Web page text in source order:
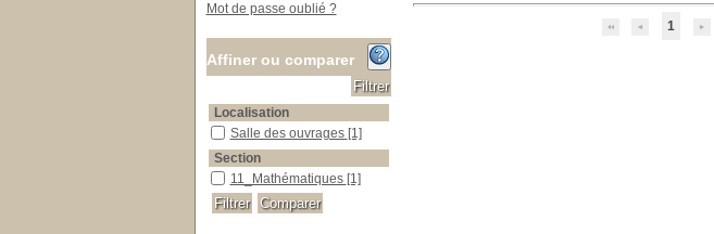
1
Mot de passe oublié ?
Affiner ou comparer
Localisation
Salle des ouvrages
Salle des ouvrages [1]
Section
11_Mathématiques
11_Mathématiques [1]